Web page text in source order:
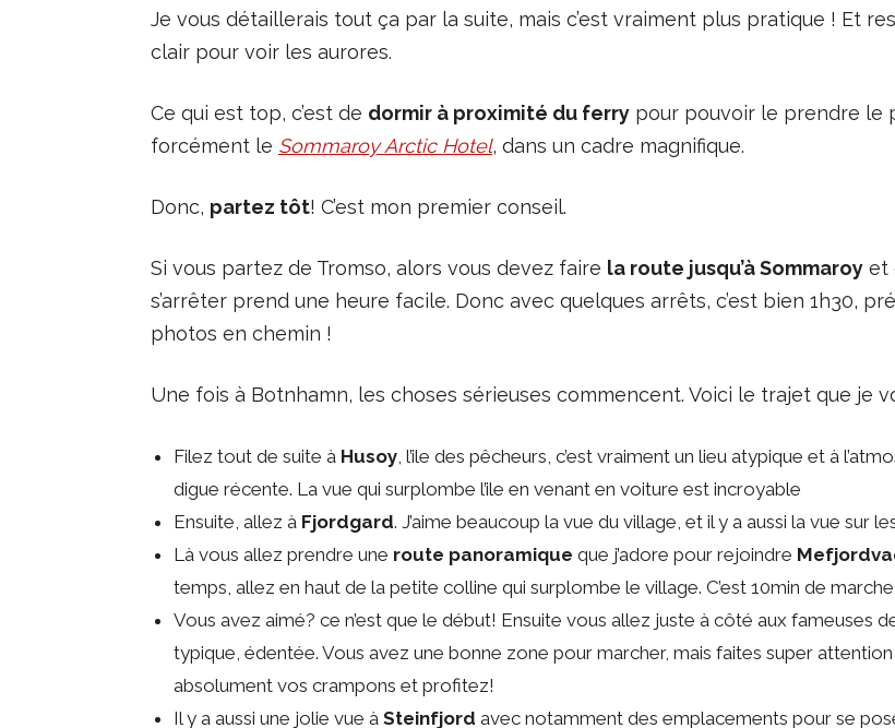
Je vous détaillerais tout ça par la suite, mais c’est vraiment plus pratique ! Et
clair pour voir les aurores.
Ce qui est top, c’est de dormir à proximité du ferry pour pouvoir le prendre le
forcément le Sommaroy Arctic Hotel, dans un cadre magnifique.
Donc, partez tôt! C’est mon premier conseil.
Si vous partez de Tromso, alors vous devez faire la route jusqu’à Sommaroy et
s’arrêter prend une heure facile. Donc avec quelques arrêts, c’est bien 1h30,
photos en chemin !
Une fois à Botnhamn, les choses sérieuses commencent. Voici le trajet que je
Filez tout de suite à Husoy, l’ile des pêcheurs, c’est vraiment un lieu atypique et à
digue récente. La vue qui surplombe l’ile en venant en voiture est incroyable
Ensuite, allez à Fjordgard. J’aime beaucoup la vue du village, et il y a aussi la vue sur
Là vous allez prendre une route panoramique que j’adore pour rejoindre
temps, allez en haut de la petite colline qui surplombe le village. C’est 10min de
Vous avez aimé? ce n’est que le début! Ensuite vous allez juste à côté aux fameuses
typique, édentée. Vous avez une bonne zone pour marcher, mais faites super
absolument vos crampons et profitez!
Il y a aussi une jolie vue à Steinfjord avec notamment des emplacements pour se